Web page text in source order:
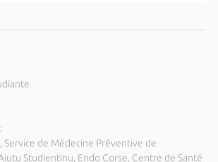
Service de Médecine Préventive de
Studientinu, Endo Corse, Centre de Santé